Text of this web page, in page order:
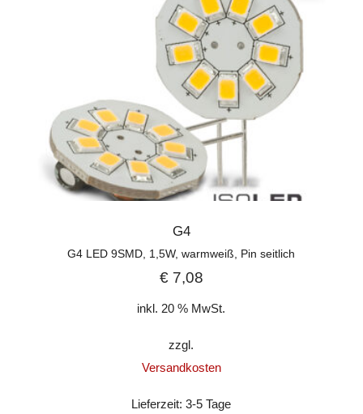
G4
G4 LED 9SMD, 1,5W, warmweiß, Pin seitlich
€7,08
inkl. 20 % MwSt.
zzgl.
Versandkosten
Lieferzeit:3-5 Tage